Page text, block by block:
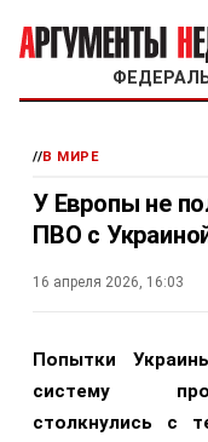
//В МИРЕ
У Европы не
ПВО с
16 апреля 2026, 16:03
Попытки
систему
столкнулись с